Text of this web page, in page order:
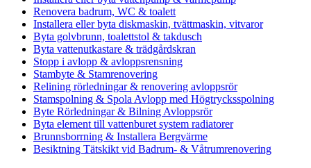
Renovera badrum, WC & toalett
Installera eller byta diskmaskin, tvättmaskin, vitvaror
Byta golvbrunn, toalettstol & takdusch
Byta vattenutkastare & trädgårdskran
Stopp i avlopp & avloppsrensning
Stambyte & Stamrenovering
Relining rörledningar & renovering avloppsrör
Stamspolning & Spola Avlopp med Högtrycksspolning
Byte Rörledningar & Bilning Avloppsrör
Byta element till vattenburet system radiatorer
Brunnsborrning & Installera Bergvärme
Besiktning Tätskikt vid Badrum- & Våtrumrenovering